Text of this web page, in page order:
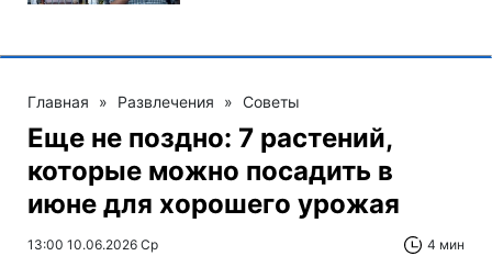
Главная » Развлечения » Советы
Еще не поздно: 7 растений,
которые можно посадить в
июне для хорошего урожая
13:00 10.06.2026 Ср 4 мин